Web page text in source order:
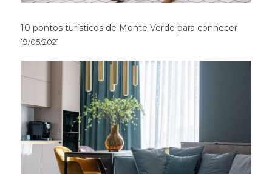
10 pontos turísticos de Monte Verde para conhecer
19/05/2021